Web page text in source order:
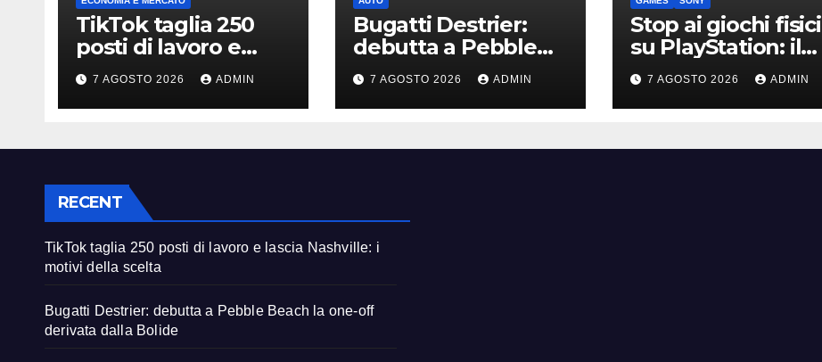
TikTok taglia 250
posti di lavoro e
lascia Nashville: i
motivi della scelta
7 AGOSTO 2026 ADMIN
Bugatti Destrier:
debutta a Pebble
Beach la one-off
derivata dalla Bolide
7 AGOSTO 2026 ADMIN
Stop ai giochi fisici
su PlayStation: il
nuovo avviso di
Sony è l’ennesima
conferma
7 AGOSTO 2026 ADMIN
RECENT
TikTok taglia 250 posti di lavoro e lascia Nashville: i
motivi della scelta
Bugatti Destrier: debutta a Pebble Beach la one-off
derivata dalla Bolide